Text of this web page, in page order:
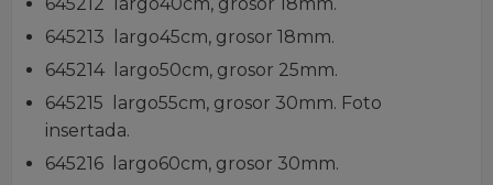
645212 largo40cm, grosor 18mm.
645213 largo45cm, grosor 18mm.
645214 largo50cm, grosor 25mm.
645215 largo55cm, grosor 30mm. Foto
insertada.
645216 largo60cm, grosor 30mm.